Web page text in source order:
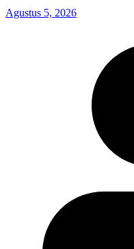
Agustus 5, 2026